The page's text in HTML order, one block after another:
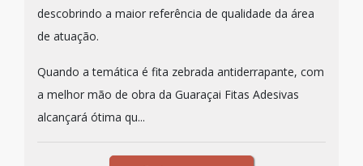
descobrindo a maior referência de qualidade da área
de atuação.
Quando a temática é fita zebrada antiderrapante, com
a melhor mão de obra da Guaraçai Fitas Adesivas
alcançará ótima qu...